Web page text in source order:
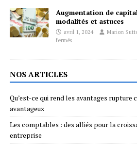
Augmentation de
modalités et astuces
avril 1, 2024 Marion
fermés
NOS ARTICLES
Qu’est-ce qui rend les avantages rupture
avantageux
Les comptables : des alliés pour la
entreprise